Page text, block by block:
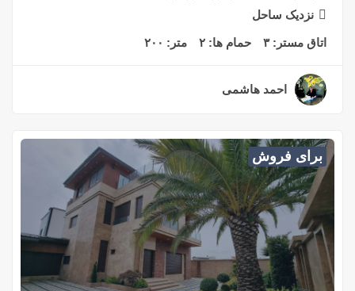
نزدیک ساحل
اتاق مستر:۳ حمام ها: ۲ متر: ۲۰۰
احمد هاشمی
برای فروش